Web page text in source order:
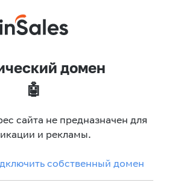
домен
🤖
сайта не предназначен для
и рекламы.
собственный домен